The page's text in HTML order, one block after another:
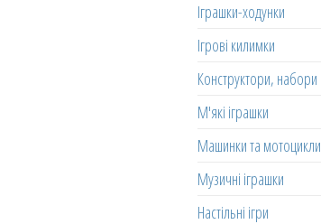
Іграшки-ходунки
Ігрові килимки
Конструктори, набори
М'які іграшки
Машинки та мотоцикли
Музичні іграшки
Настільні ігри